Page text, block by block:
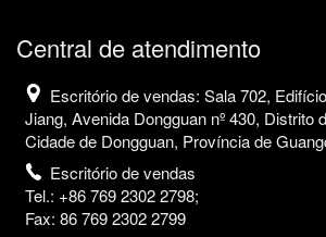
Central de atendimento
Escritório de vendas: Sala 702,
Jiang, Avenida Dongguan nº 430, Distrito
Cidade de Dongguan, Província de
Escritório de vendas
Tel.: +86 769 2302 2798;
Fax: 86 769 2302 2799